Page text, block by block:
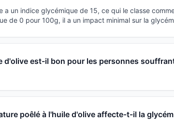
a un indice glycémique de 15, ce qui le classe
de 0 pour 100g, il a un impact minimal sur la
d'olive est-il bon pour les personnes
poêlé à l'huile d'olive affecte-t-il la